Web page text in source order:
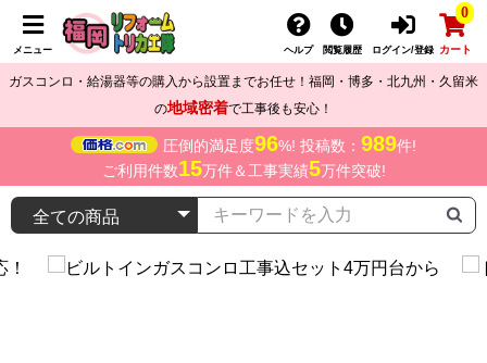
メニュー ヘルプ 閲覧履歴 ログイン/登録
0
カート
ガスコンロ・給湯器等の購入から設置までお任せ！福岡・博多・北九州・久留米
の地域密着で工事後も安心！
圧倒的満足度96%! 投稿数： 989件!
ご利用件数15万件＆工事実績5万件突破!